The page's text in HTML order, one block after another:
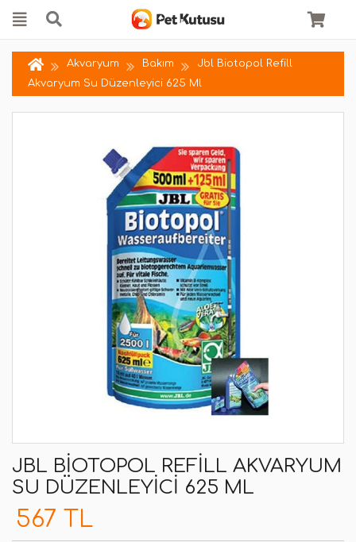
Akvaryum Bakım
Jbl Biotopol Refill
Akvaryum Su Düzenleyici 625 Ml
JBL BIOTOPOL REFILL AKVARYUM
SU DÜZENLEYICI 625 ML
567 TL